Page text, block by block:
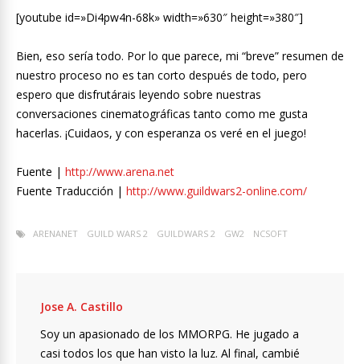
[youtube id=»Di4pw4n-68k» width=»630″ height=»380″]
Bien, eso sería todo. Por lo que parece, mi “breve” resumen de
nuestro proceso no es tan corto después de todo, pero
espero que disfrutárais leyendo sobre nuestras
conversaciones cinematográficas tanto como me gusta
hacerlas. ¡Cuidaos, y con esperanza os veré en el juego!
Fuente | http://www.arena.net
Fuente Traducción | http://www.guildwars2-online.com/
ARENANET GUILD WARS 2 GUILDWARS 2 GW2 NCSOFT
Jose A. Castillo
Soy un apasionado de los MMORPG. He jugado a
casi todos los que han visto la luz. Al final, cambié